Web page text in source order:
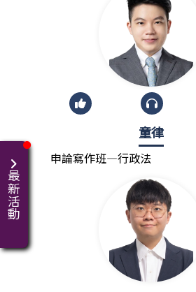
童律
申論寫作班—行政法
最新活動